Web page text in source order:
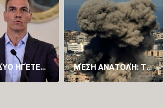
ΕΊΚΟΣΙ ΔΎΟ ΗΓΈΤΕΣ ΚΡΑΤΏΝ-ΜΕΛΏΝ ΤΗΣ ΕΥΡΏΠΗΣ ΕΝΑΝΤΊΟΝ ΤΟΥ ΠΈΔΡΟ ΣΆΝΤΣΕΘ ΜΈΣΗ ΑΝΑΤΟΛΉ: ΤΟ ΙΡΆΝ ΑΝΑΦΈΡΕΙ ΠΛΉΓΜΑ ΣΕ ΠΥΡΗΝΙΚΉ ΕΓΚΑΤΆΣΤΑΣΗ – ΠΡΟΕΙΔΟΠΟΊΗΣΗ ΣΕ ΑΜΕΡΙΚΑΝΟΎΣ ΠΟΛΊΤΕΣ ΤΗΣ ΙΟΡΔΑΝΊΑΣ